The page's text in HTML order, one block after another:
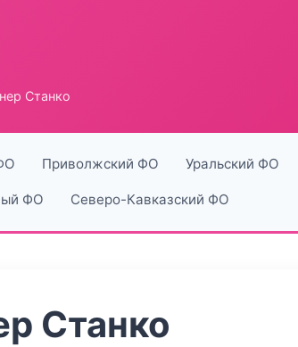
Станко
Приволжский ФО Уральский ФО
ФО Северо-Кавказский ФО
Станко